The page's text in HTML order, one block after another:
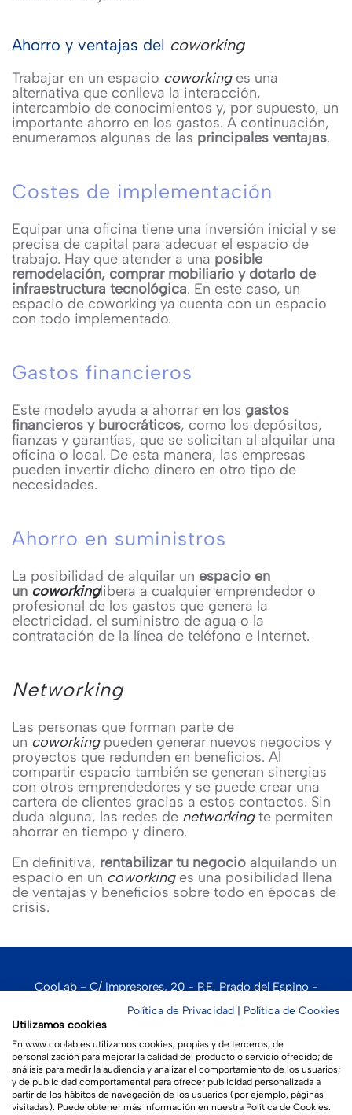
Ahorro y ventajas del coworking
Trabajar en un espacio coworkinges una
alternativa que conlleva la interacción,
intercambio de conocimientos y, por supuesto, un
importante ahorro en los gastos. A continuación,
enumeramos algunas de las principales ventajas.
Costes de implementación
Equipar una oficina tiene una inversión inicial y se
precisa de capital para adecuar el espacio de
trabajo. Hay que atender a una posible
remodelación, comprar mobiliario y dotarlo de
infraestructura tecnológica. En este caso, un
espacio de coworking ya cuenta con un espacio
con todo implementado.
Gastos financieros
Este modelo ayuda a ahorrar en los gastos
financieros y burocráticos, como los depósitos,
fianzas y garantías, que se solicitan al alquilar una
oficina o local. De esta manera, las empresas
pueden invertir dicho dinero en otro tipo de
necesidades.
Ahorro en suministros
La posibilidad de alquilar un espacio en
un coworkinglibera a cualquier emprendedor o
profesional de los gastos que genera la
electricidad, el suministro de agua o la
contratación de la línea de teléfono e Internet.
Networking
Las personas que forman parte de
un coworkingpueden generar nuevos negocios y
proyectos que redunden en beneficios. Al
compartir espacio también se generan sinergias
con otros emprendedores y se puede crear una
cartera de clientes gracias a estos contactos. Sin
duda alguna, las redes de networkingte permiten
ahorrar en tiempo y dinero.
En definitiva, rentabilizar tu negocio alquilando un
espacio en un coworking es una posibilidad llena
de ventajas y beneficios sobre todo en épocas de
crisis.
CooLab - C/ Impresores, 20 - P.E. Prado del Espino -
Boadilla del Monte - 28660 - Madrid
Aviso legal|Política de privacidad|Política de cookies
Política de Privacidad
Política de Cookies
Utilizamos cookies
En www.coolab.es utilizamos cookies, propias y de terceros, de
personalización para mejorar la calidad del producto o servicio ofrecido; de
análisis para medir la audiencia y analizar el comportamiento de los usuarios;
y de publicidad comportamental para ofrecer publicidad personalizada a
partir de los hábitos de navegación de los usuarios (por ejemplo, páginas
visitadas). Puede obtener más información en nuestra Política de Cookies.